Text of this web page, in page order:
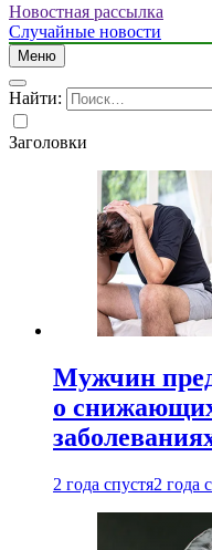
Новостная рассылка
Случайные новости
Меню
Найти:
Заголовки
Мужчин
о
2 года спустя2 года